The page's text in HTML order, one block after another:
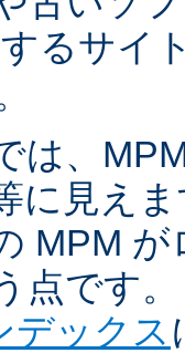
るサイ
は、
に見え
MPM
点です
デックス